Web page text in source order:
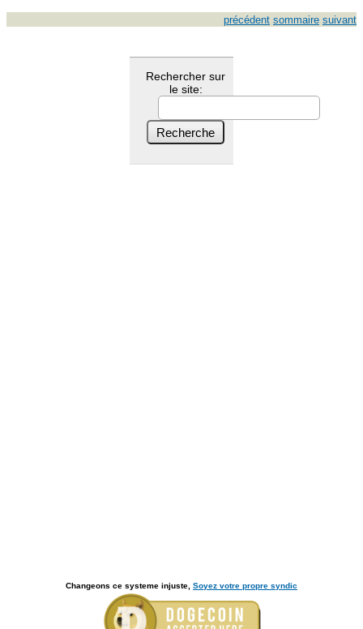
précédent sommaire suivant
Rechercher sur
le site:
Changeons ce systeme injuste, Soyez votre propre syndic